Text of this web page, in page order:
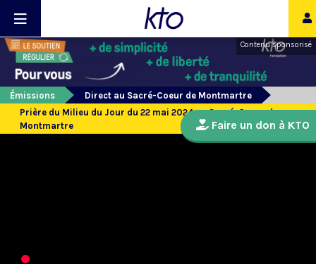
Contenu sponsorisé
Émissions
Direct au Sacré-Coeur de Montmartre
Prière du Milieu du Jour du 22 mai 2024 au Sacré-Coeur de
Montmartre
Faire un don à KTO